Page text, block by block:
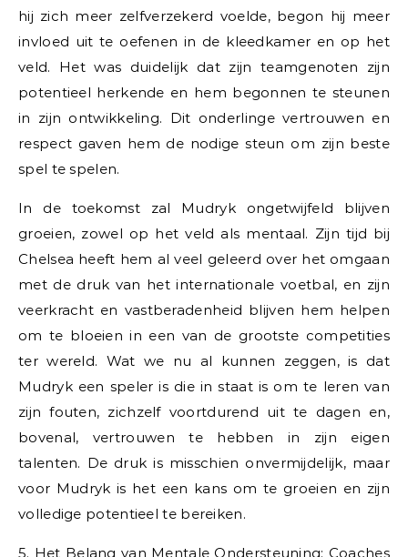
hij zich meer zelfverzekerd voelde, begon hij meer
invloed uit te oefenen in de kleedkamer en op het
veld. Het was duidelijk dat zijn teamgenoten zijn
potentieel herkende en hem begonnen te steunen
in zijn ontwikkeling. Dit onderlinge vertrouwen en
respect gaven hem de nodige steun om zijn beste
spel te spelen.
In de toekomst zal Mudryk ongetwijfeld blijven
groeien, zowel op het veld als mentaal. Zijn tijd bij
Chelsea heeft hem al veel geleerd over het omgaan
met de druk van het internationale voetbal, en zijn
veerkracht en vastberadenheid blijven hem helpen
om te bloeien in een van de grootste competities
ter wereld. Wat we nu al kunnen zeggen, is dat
Mudryk een speler is die in staat is om te leren van
zijn fouten, zichzelf voortdurend uit te dagen en,
bovenal, vertrouwen te hebben in zijn eigen
talenten. De druk is misschien onvermijdelijk, maar
voor Mudryk is het een kans om te groeien en zijn
volledige potentieel te bereiken.
5. Het Belang van Mentale Ondersteuning: Coaches